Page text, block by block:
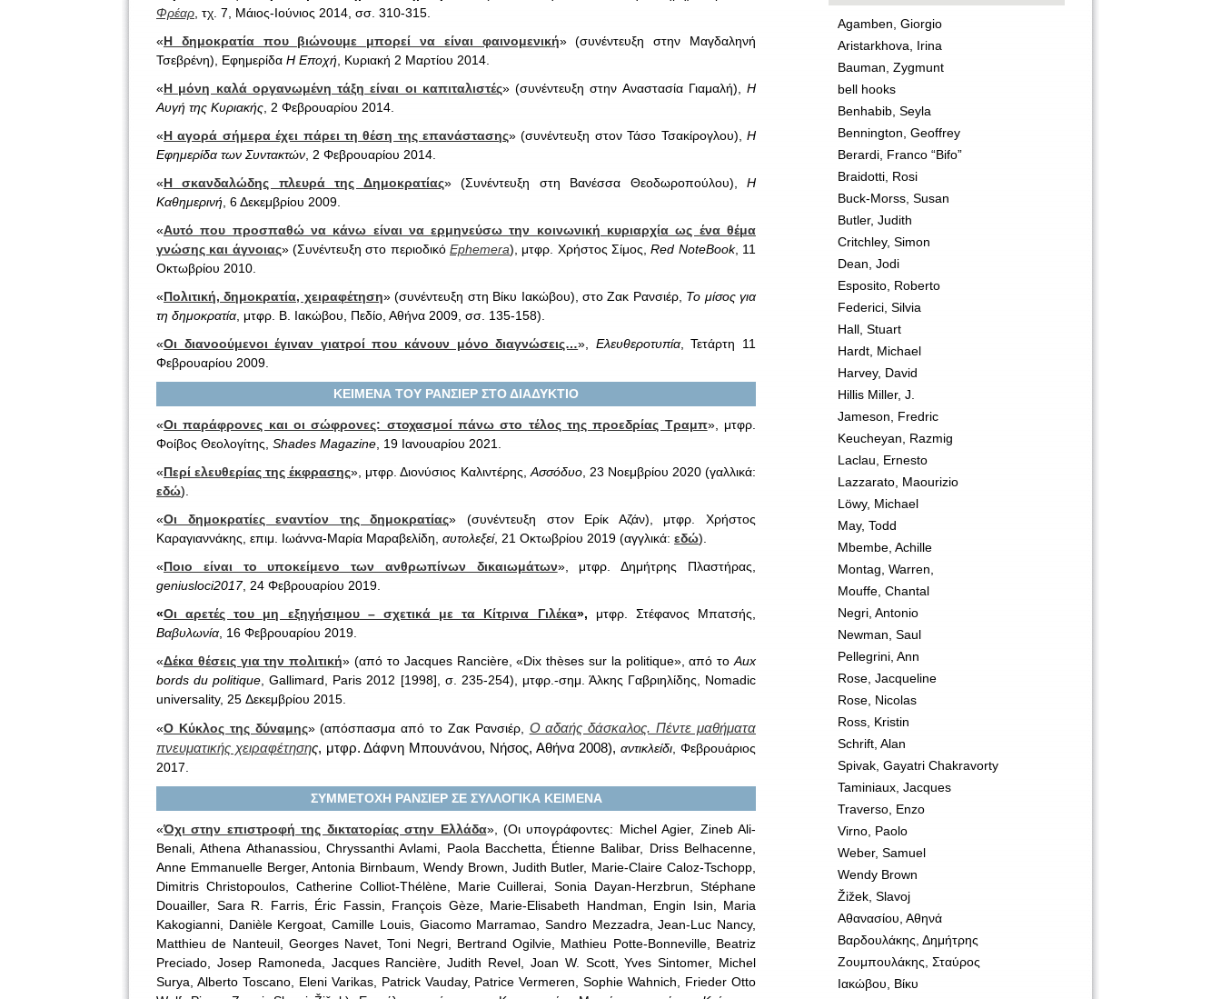
Φρέαρ , τχ. 7, Μάιος-Ιούνιος 2014, σσ. 310-315.
«Η δημοκρατία που βιώνουμε μπορεί να είναι φαινομενική» (συνέντευξη στην Μαγδαληνή
Τσεβρένη), Εφημερίδα Η Εποχή , Κυριακή 2 Μαρτίου 2014.
«Η μόνη καλά οργανωμένη τάξη είναι οι καπιταλιστές» (συνέντευξη στην Αναστασία Γιαμαλή), Η
Αυγή της Κυριακής , 2 Φεβρουαρίου 2014.
«Η αγορά σήμερα έχει πάρει τη θέση της επανάστασης» (συνέντευξη στον Τάσο Τσακίρογλου),Η
Εφημερίδα των Συντακτών , 2 Φεβρουαρίου 2014.
«Η σκανδαλώδης πλευρά της Δημοκρατίας» (Συνέντευξη στη Βανέσσα Θεοδωροπούλου),Η
Καθημερινή , 6 Δεκεμβρίου 2009.
«Αυτό που προσπαθώ να κάνω είναι να ερμηνεύσω την κοινωνική κυριαρχία ως ένα θέμα
γνώσης και άγνοιας» (Συνέντευξη στο περιοδικόEphemera), μτφρ. Χρήστος Σίμος,Red NoteBook, 11
Οκτωβρίου 2010.
«Πολιτική, δημοκρατία, χειραφέτηση» (συνέντευξη στη Βίκυ Ιακώβου), στο Ζακ Ρανσιέρ, Το μίσος για
τη δημοκρατία , μτφρ. Β. Ιακώβου, Πεδίο, Αθήνα 2009, σσ. 135-158).
«Οι διανοούμενοι έγιναν γιατροί που κάνουν μόνο διαγνώσεις…», Ελευθεροτυπία, Τετάρτη 11
Φεβρουαρίου 2009.
ΚΕΙΜΕΝΑ ΤΟΥ ΡΑΝΣΙΕΡ ΣΤΟ ΔΙΑΔΥΚΤΙΟ
«Οι παράφρονες και οι σώφρονες: στοχασμοί πάνω στο τέλος της προεδρίας Τραμπ», μτφρ.
Φοίβος Θεολογίτης, Shades Magazine , 19 Ιανουαρίου 2021.
«Περί ελευθερίας της έκφρασης», μτφρ. Διονύσιος Καλιντέρης, Ασσόδυο, 23 Νοεμβρίου 2020 (γαλλικά:
εδώ).
«Οι δημοκρατίες εναντίον της δημοκρατίας» (συνέντευξη στον Ερίκ Αζάν), μτφρ. Χρήστος
Καραγιαννάκης, επιμ. Ιωάννα-Μαρία Μαραβελίδη, αυτολεξεί, 21 Οκτωβρίου 2019 (αγγλικά: εδώ).
«Ποιο είναι το υποκείμενο των ανθρωπίνων δικαιωμάτων», μτφρ. Δημήτρης Πλαστήρας,
geniusloci2017, 24 Φεβρουαρίου 2019.
«Οι αρετές του μη εξηγήσιμου – σχετικά με τα Κίτρινα Γιλέκα», μτφρ. Στέφανος Μπατσής,
Βαβυλωνία , 16 Φεβρουαρίου 2019.
«Δέκα θέσεις για την πολιτική» (από το Jacques Rancière, «Dix thèses sur la politique», από το Aux
bords du politique , Gallimard, Paris 2012 [1998], σ. 235-254), μτφρ.-σημ. Άλκης Γαβριηλίδης, Nomadic
universality, 25 Δεκεμβρίου 2015.
«Ο Κύκλος της δύναμης» (απόσπασμα από το Ζακ Ρανσιέρ, Ο αδαής δάσκαλος. Πέντε μαθήματα
πνευματικής χειραφέτησης, μτφρ. Δάφνη Μπουνάνου, Νήσος, Αθήνα 2008),αντικλείδι , Φεβρουάριος
2017.
ΣΥΜΜΕΤΟΧΗ ΡΑΝΣΙΕΡ ΣΕ ΣΥΛΛΟΓΙΚΑ ΚΕΙΜΕΝΑ
«Όχι στην επιστροφή της δικτατορίας στην Ελλάδα», (Οι υπογράφοντες: Michel Agier, Zineb Ali-
Benali, Athena Athanassiou, Chryssanthi Avlami, Paola Bacchetta, Étienne Balibar, Driss Belhacenne,
Anne Emmanuelle Berger, Antonia Birnbaum, Wendy Brown, Judith Butler, Marie-Claire Caloz-Tschopp,
Dimitris Christopoulos, Catherine Colliot-Thélène, Marie Cuillerai, Sonia Dayan-Herzbrun, Stéphane
Douailler, Sara R. Farris, Éric Fassin, François Gèze, Marie-Elisabeth Handman, Engin Isin, Maria
Kakogianni, Danièle Kergoat, Camille Louis, Giacomo Marramao, Sandro Mezzadra, Jean-Luc Nancy,
Matthieu de Nanteuil, Georges Navet, Toni Negri, Bertrand Ogilvie, Mathieu Potte-Bonneville, Beatriz
Preciado, Josep Ramoneda, Jacques Rancière, Judith Revel, Joan W. Scott, Yves Sintomer, Michel
Surya, Alberto Toscano, Eleni Varikas, Patrick Vauday, Patrice Vermeren, Sophie Wahnich, Frieder Otto
Agamben, Giorgio
Aristarkhova, Irina
Bauman, Zygmunt
bell hooks
Benhabib, Seyla
Bennington, Geoffrey
Berardi, Franco “Bifo”
Braidotti, Rosi
Buck-Morss, Susan
Butler, Judith
Critchley, Simon
Dean, Jodi
Esposito, Roberto
Federici, Silvia
Hall, Stuart
Hardt, Michael
Harvey, David
Hillis Miller, J.
Jameson, Fredric
Keucheyan, Razmig
Laclau, Ernesto
Lazzarato, Maourizio
Löwy, Michael
May, Todd
Mbembe, Achille
Montag, Warren,
Mouffe, Chantal
Negri, Antonio
Newman, Saul
Pellegrini, Ann
Rose, Jacqueline
Rose, Nicolas
Ross, Kristin
Schrift, Alan
Spivak, Gayatri Chakravorty
Taminiaux, Jacques
Traverso, Enzo
Virno, Paolo
Weber, Samuel
Wendy Brown
Žižek, Slavoj
Αθανασίου, Αθηνά
Βαρδουλάκης, Δημήτρης
Ζουμπουλάκης, Σταύρος
Ιακώβου, Βίκυ